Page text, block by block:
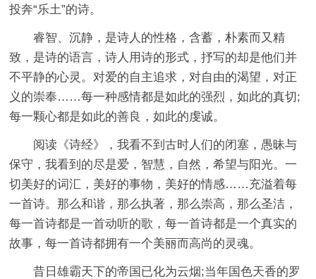
投奔“乐土”的诗。
睿智、沉静，是诗人的性格，含蓄，朴素而又精
致，是诗的语言，诗人用诗的形式，抒写的却是他们并
不平静的心灵。对爱的自主追求，对自由的渴望，对正
义的崇奉……每一种感情都是如此的强烈，如此的真切;
每一颗心都是如此的善良，如此的虔诚。
阅读《诗经》，我看不到古时人们的闭塞，愚昧与
保守，我看到的尽是爱，智慧，自然，希望与阳光。一
切美好的词汇，美好的事物，美好的情感……充溢着每
一首诗。那么和谐，那么执著，那么崇高，那么圣洁，
每一首诗都是一首动听的歌，每一首诗都是一个真实的
故事，每一首诗都拥有一个美丽而高尚的灵魂。
昔日雄霸天下的帝国已化为云烟;当年国色天香的罗